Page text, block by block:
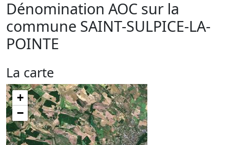
Dénomination AOC sur la
commune SAINT-SULPICE-LA-
POINTE
La carte
+
−